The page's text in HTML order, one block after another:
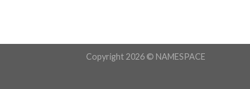
Copyright 2026 © NAMESPACE